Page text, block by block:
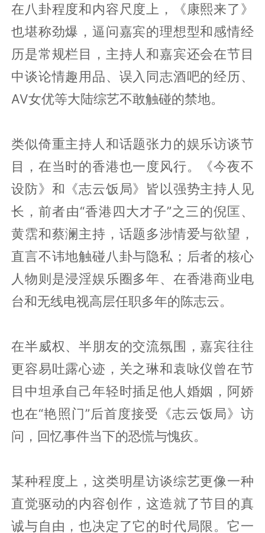
在八卦程度和内容尺度上，《康熙来了》
也堪称劲爆，逼问嘉宾的理想型和感情经
历是常规栏目，主持人和嘉宾还会在节目
中谈论情趣用品、误入同志酒吧的经历、
AV女优等大陆综艺不敢触碰的禁地。
类似倚重主持人和话题张力的娱乐访谈节
目，在当时的香港也一度风行。《今夜不
设防》和《志云饭局》皆以强势主持人见
长，前者由“香港四大才子”之三的倪匡、
黄霑和蔡澜主持，话题多涉情爱与欲望，
直言不讳地触碰八卦与隐私；后者的核心
人物则是浸淫娱乐圈多年、在香港商业电
台和无线电视高层任职多年的陈志云。
在半威权、半朋友的交流氛围，嘉宾往往
更容易吐露心迹，关之琳和袁咏仪曾在节
目中坦承自己年轻时插足他人婚姻，阿娇
也在“艳照门”后首度接受《志云饭局》访
问，回忆事件当下的恐慌与愧疚。
某种程度上，这类明星访谈综艺更像一种
直觉驱动的内容创作，这造就了节目的真
诚与自由，也决定了它的时代局限。它一